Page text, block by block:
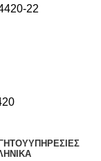
22
ΥΠΗΡΕΣΊΕΣ